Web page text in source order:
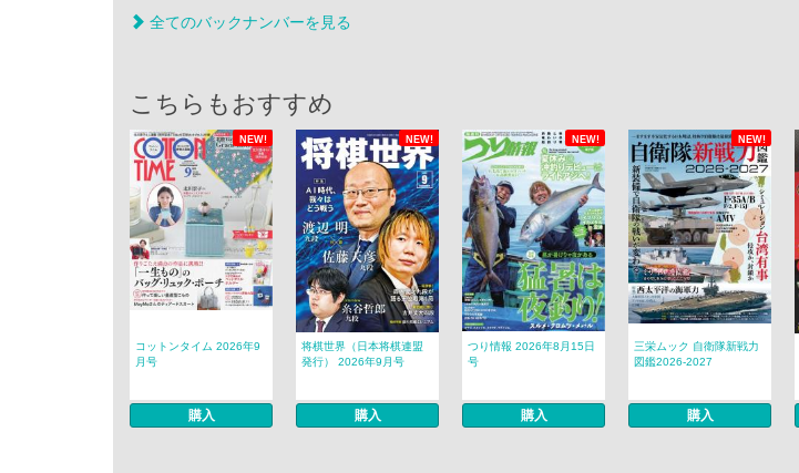
全てのバックナンバーを見る
こちらもおすすめ
NEW! NEW! NEW! NEW!
コットンタイム 2026年9
月号
購入
将棋世界（日本将棋連盟
発行） 2026年9月号
購入
つり情報 2026年8月15日
号
購入
三栄ムック 自衛隊新戦力
図鑑2026-2027
購入